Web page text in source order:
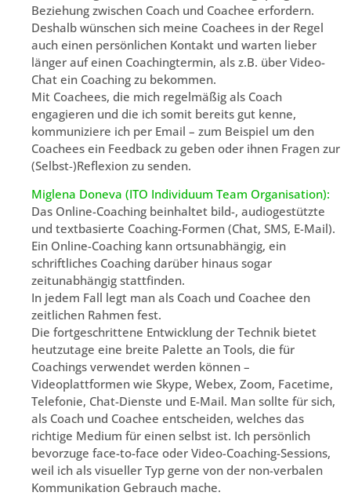
Beziehung zwischen Coach und Coachee erfordern.
Deshalb wünschen sich meine Coachees in der Regel
auch einen persönlichen Kontakt und warten lieber
länger auf einen Coachingtermin, als z.B. über Video-
Chat ein Coaching zu bekommen.
Mit Coachees, die mich regelmäßig als Coach
engagieren und die ich somit bereits gut kenne,
kommuniziere ich per Email – zum Beispiel um den
Coachees ein Feedback zu geben oder ihnen Fragen zur
(Selbst-)Reflexion zu senden.
Miglena Doneva (ITO Individuum Team Organisation):
Das Online-Coaching beinhaltet bild-, audiogestützte
und textbasierte Coaching-Formen (Chat, SMS, E-Mail).
Ein Online-Coaching kann ortsunabhängig, ein
schriftliches Coaching darüber hinaus sogar
zeitunabhängig stattfinden.
In jedem Fall legt man als Coach und Coachee den
zeitlichen Rahmen fest.
Die fortgeschrittene Entwicklung der Technik bietet
heutzutage eine breite Palette an Tools, die für
Coachings verwendet werden können –
Videoplattformen wie Skype, Webex, Zoom, Facetime,
Telefonie, Chat-Dienste und E-Mail. Man sollte für sich,
als Coach und Coachee entscheiden, welches das
richtige Medium für einen selbst ist. Ich persönlich
bevorzuge face-to-face oder Video-Coaching-Sessions,
weil ich als visueller Typ gerne von der non-verbalen
Kommunikation Gebrauch mache.